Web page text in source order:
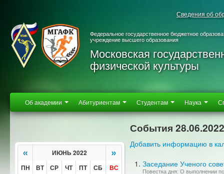
Сведения об
Федеральное государственное бюджетное
учреждение высшего образования
Московская
физической культуры
Об академии Абитуриентам Студентам Наука
« ИЮНЬ 2022 »
ПН ВТ СР ЧТ ПТ СБ ВС
События 28.06.2022
Добавить информацию в
Заседание Ученого
Повестка дня: О выполнении